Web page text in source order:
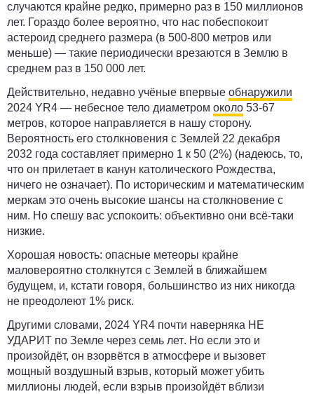
случаются крайне редко, примерно раз в 150 миллионов
лет. Гораздо более вероятно, что нас побеспокоит
астероид среднего размера (в 500-800 метров или
меньше) — такие периодически врезаются в Землю в
среднем раз в 150 000 лет.
Действительно, недавно учёные впервые обнаружили
2024 YR4 — небесное тело диаметром около 53-67
метров, которое направляется в нашу сторону.
Вероятность его столкновения с Землей 22 декабря
2032 года составляет примерно 1 к 50 (2%) (надеюсь, то,
что он прилетает в канун католического Рождества,
ничего не означает). По историческим и математическим
меркам это очень высокие шансы на столкновение с
ним. Но спешу вас успокоить: объективно они всё-таки
низкие.
Хорошая новость: опасные метеоры крайне
маловероятно столкнутся с Землей в ближайшем
будущем, и, кстати говоря, большинство из них никогда
не преодолеют 1% риск.
Другими словами, 2024 YR4 почти наверняка НЕ ​​
УДАРИТ по Земле через семь лет. Но если это и
произойдёт, он взорвётся в атмосфере и вызовет
мощный воздушный взрыв, который может убить
миллионы людей, если взрыв произойдёт вблизи